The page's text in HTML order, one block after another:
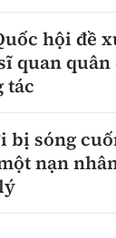
hội đề
quan
tác
bị sóng
nạn